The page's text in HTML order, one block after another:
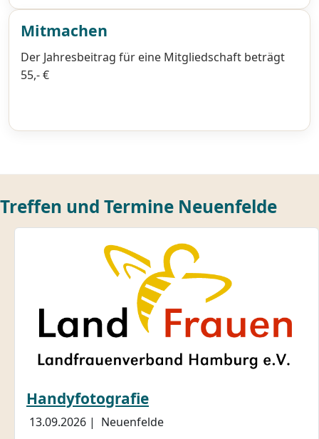
Mitmachen
Der Jahresbeitrag für eine Mitgliedschaft beträgt
55,- €
Treffen und Termine Neuenfelde
Handyfotografie
13.09.2026 | Neuenfelde